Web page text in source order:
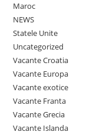
Maroc
NEWS
Statele Unite
Uncategorized
Vacante Croatia
Vacante Europa
Vacante exotice
Vacante Franta
Vacante Grecia
Vacante Islanda